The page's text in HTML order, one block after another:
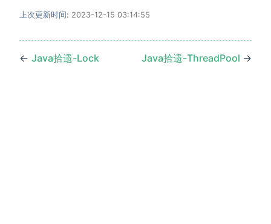
上次更新时间: 2023-12-15 03:14:55
← Java拾遗-Lock Java拾遗-ThreadPool →